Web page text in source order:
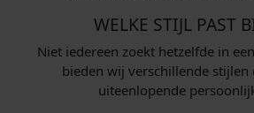
WELKE STIJL PAST
Niet iedereen zoekt hetzelfde in
bieden wij verschillende stijlen
uiteenlopende